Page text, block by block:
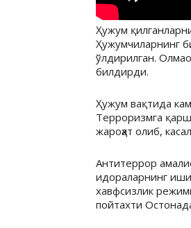
Ҳужум
Ҳужумчиларнинг
ўлдирилган.
билдирди.
Ҳужум вақтида
Терроризмга
жароҳат олиб,
Антитеррор
идораларнинг
хавфсизлик
пойтахти